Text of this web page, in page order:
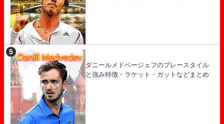
ダニールメドベージェフのプレースタイル
と強み特徴・ラケット・ガットなどまとめ